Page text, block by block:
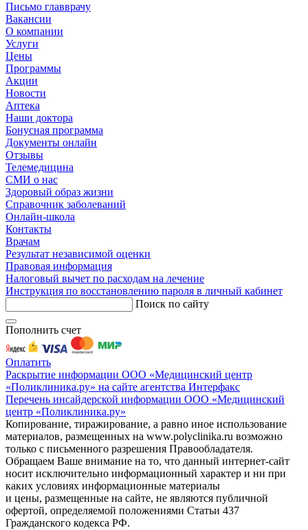
Письмо главврачу
Вакансии
О компании
Услуги
Цены
Программы
Акции
Новости
Аптека
Наши доктора
Бонусная программа
Документы онлайн
Отзывы
Телемедицина
СМИ о нас
Здоровый образ жизни
Справочник заболеваний
Онлайн-школа
Контакты
Врачам
Результат независимой оценки
Правовая информация
Налоговый вычет по расходам на лечение
Инструкция по восстановлению пароля в личный кабинет
Поиск по сайту
Пополнить счет
Оплатить
Раскрытие информации ООО «Медицинский центр
«Поликлиника.ру» на сайте агентства Интерфакс
Перечень инсайдерской информации ООО «Медицинский
центр «Поликлиника.ру»
Копирование, тиражирование, а равно иное использование
материалов, размещенных на www.polyclinika.ru возможно
только с письменного разрешения Правообладателя.
Обращаем Ваше внимание на то, что данный интернет-сайт
носит исключительно информационный характер и ни при
каких условиях информационные материалы
и цены, размещенные на сайте, не являются публичной
офертой, определяемой положениями Статьи 437
Гражданского кодекса РФ.